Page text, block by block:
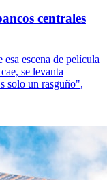
centrales
escena de película
se levanta
solo un rasguño",